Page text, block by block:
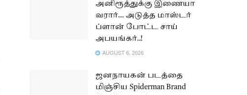
அனிரூத்துக்கு இணையா
வரார்… அடுத்த மாஸ்டர்
ப்ளான் போட்ட சாய்
அபயங்கர்..!
AUGUST 6, 2026
ஜனநாயகன் படத்தை
மிஞ்சிய Spiderman Brand